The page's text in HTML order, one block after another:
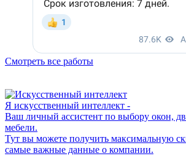
Смотреть все работы
Я искусственный интеллект -
Ваш личный ассистент по выбору окон,
мебели.
Тут вы можете получить максимальную
самые важные данные о компании.